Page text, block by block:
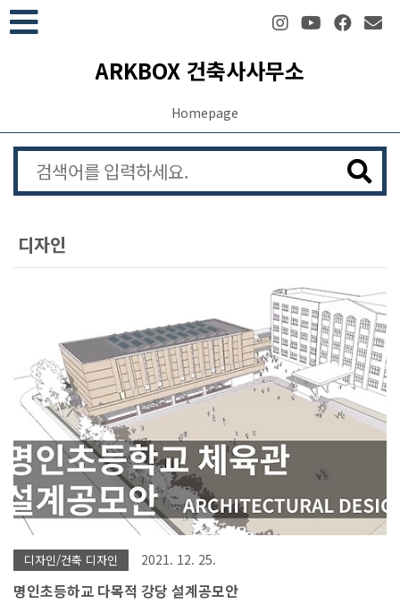
본문 바로가기
ARKBOX 건축사사무소
Homepage
디자인
디자인/건축 디자인 2021. 12. 25.
명인초등하교 다목적 강당 설계공모안